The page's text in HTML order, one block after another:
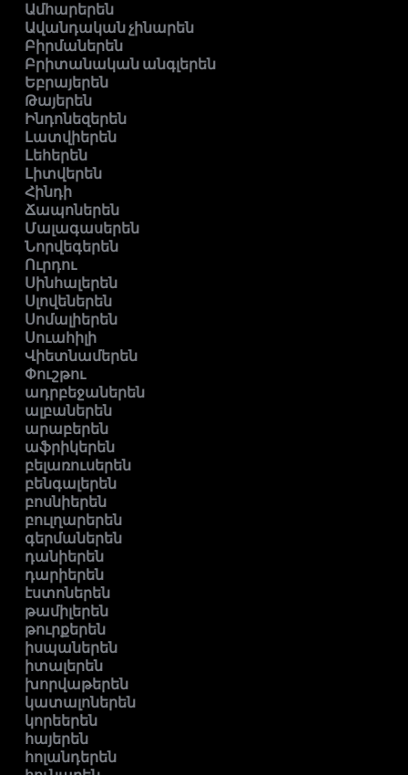
Ամհարերեն
Ավանդական չինարեն
Բիրմաներեն
Բրիտանական անգլերեն
Եբրայերեն
Թայերեն
Ինդոնեզերեն
Լատվիերեն
Լեհերեն
Լիտվերեն
Հինդի
Ճապոներեն
Մալագասերեն
Նորվեգերեն
Ուրդու
Սինհալերեն
Սլովեներեն
Սոմալիերեն
Սուահիլի
Վիետնամերեն
Փուշթու
ադրբեջաներեն
ալբաներեն
արաբերեն
աֆրիկերեն
բելառուսերեն
բենգալերեն
բոսնիերեն
բուլղարերեն
գերմաներեն
դանիերեն
դարիերեն
էստոներեն
թամիլերեն
թուրքերեն
իսպաներեն
իտալերեն
խորվաթերեն
կատալոներեն
կորեերեն
հայերեն
հոլանդերեն